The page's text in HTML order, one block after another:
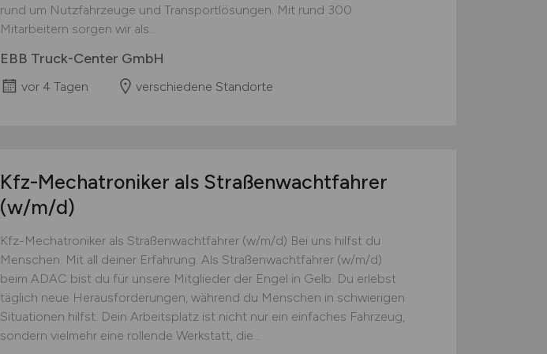
rund um Nutzfahrzeuge und Transportlösungen. Mit rund 300
Mitarbeitern sorgen wir als...
EBB Truck-Center GmbH
vor 4 Tagen verschiedene Standorte
Kfz-Mechatroniker als Straßenwachtfahrer
(w/m/d)
Kfz-Mechatroniker als Straßenwachtfahrer (w/m/d) Bei uns hilfst du
Menschen. Mit all deiner Erfahrung. Als Straßenwachtfahrer (w/m/d)
beim ADAC bist du für unsere Mitglieder der Engel in Gelb. Du erlebst
täglich neue Herausforderungen, während du Menschen in schwierigen
Situationen hilfst. Dein Arbeitsplatz ist nicht nur ein einfaches Fahrzeug,
sondern vielmehr eine rollende Werkstatt, die...